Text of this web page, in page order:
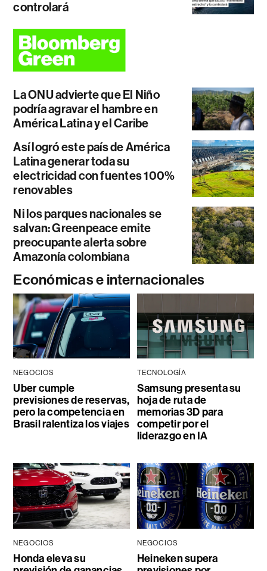
controlará
La ONU advierte que El Niño
podría agravar el hambre en
América Latina y el Caribe
Así logró este país de América
Latina generar toda su
electricidad con fuentes 100%
renovables
Ni los parques nacionales se
salvan: Greenpeace emite
preocupante alerta sobre
Amazonía colombiana
Económicas e internacionales
NEGOCIOS
Uber cumple
previsiones de reservas,
pero la competencia en
Brasil ralentiza los viajes
TECNOLOGÍA
Samsung presenta su
hoja de ruta de
memorias 3D para
competir por el
liderazgo en IA
NEGOCIOS
Honda eleva su
NEGOCIOS
Heineken supera